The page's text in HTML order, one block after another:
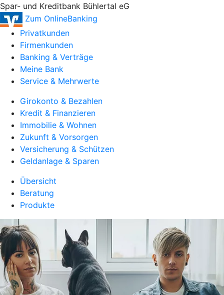
Spar- und Kreditbank Bühlertal eG
Zum OnlineBanking
Privatkunden
Firmenkunden
Banking & Verträge
Meine Bank
Service & Mehrwerte
Girokonto & Bezahlen
Kredit & Finanzieren
Immobilie & Wohnen
Zukunft & Vorsorgen
Versicherung & Schützen
Geldanlage & Sparen
Übersicht
Beratung
Produkte